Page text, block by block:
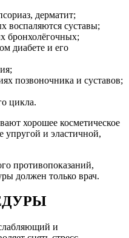
дерматит;
воспаляются суставы;
бронхолёгочных;
диабете и его
позвоночника и суставов;
цикла.
хорошее косметическое
упругой и эластичной,
противопоказаний,
должен только врач.
и